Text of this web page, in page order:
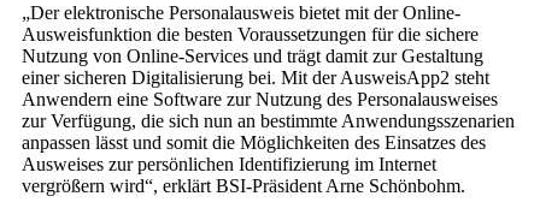
„Der elektronische Personalausweis bietet mit der Online-
Ausweisfunktion die besten Voraussetzungen für die sichere
Nutzung von Online-Services und trägt damit zur Gestaltung
einer sicheren Digitalisierung bei. Mit der AusweisApp2 steht
Anwendern eine Software zur Nutzung des Personalausweises
zur Verfügung, die sich nun an bestimmte Anwendungsszenarien
anpassen lässt und somit die Möglichkeiten des Einsatzes des
Ausweises zur persönlichen Identifizierung im Internet
vergrößern wird“, erklärt BSI-Präsident Arne Schönbohm.